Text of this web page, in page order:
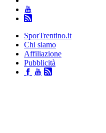
SporTrentino.it
Chi siamo
Affiliazione
Pubblicità